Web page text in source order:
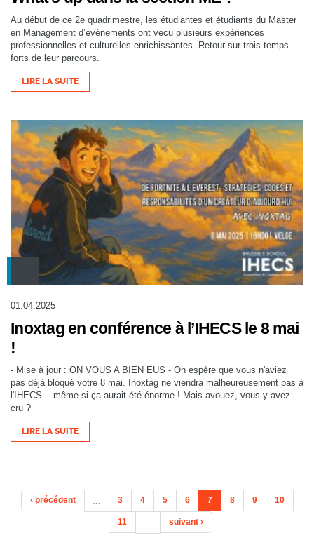
Au début de ce 2e quadrimestre, les étudiantes et étudiants du Master
en Management d’événements ont vécu plusieurs expériences
professionnelles et culturelles enrichissantes. Retour sur trois temps
forts de leur parcours.
LIRE LA SUITE
01.04.2025
Inoxtag en conférence à l’IHECS le 8 mai
!
- Mise à jour : ON VOUS A BIEN EUS - On espère que vous n'aviez
pas déjà bloqué votre 8 mai. Inoxtag ne viendra malheureusement pas à
l'IHECS... même si ça aurait été énorme ! Mais avouez, vous y avez
cru ?
LIRE LA SUITE
‹ précédent … 3 4 5 6 7 8 9 10
11 … suivant ›